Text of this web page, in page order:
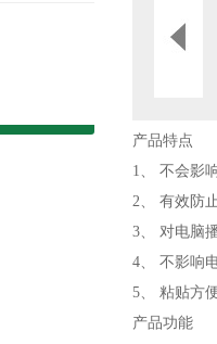
产品特点
1、 不会影
2、 有效防
3、 对电脑
4、 不影响
5、 粘贴方
产品功能